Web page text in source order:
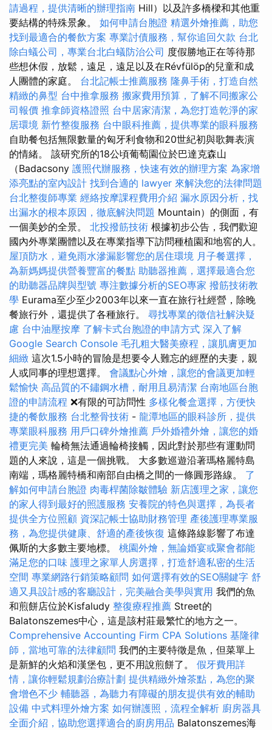
請過程，提供清晰的辦理指南 Hill）以及許多橋樑和其他重
要結構的特殊景象。 如何申請台胞證 精選外燴推薦，助您
找到最適合的餐飲方案 專業討債服務，幫你追回欠款 台北
除白蟻公司，專業台北白蟻防治公司 度假勝地正在等待那
些想休假，放鬆，遠足，遠足以及在Révfülöp的兒童和成
人團體的家庭。 台北記帳士推薦服務 隆鼻手術，打造自然
精緻的鼻型 台中推拿服務 搬家費用預算，了解不同搬家公
司報價 推拿師資格證照 台中居家清潔，為您打造乾淨的家
居環境 新竹整復服務 台中眼科推薦，提供專業的眼科服務
自助餐包括無限數量的匈牙利食物和20世紀初與歌舞表演
的情緒。 該研究所的18公頃葡萄園位於巴達克森山
（Badacsony 護照代辦服務，快速有效的辦理方案 為家增
添亮點的室內設計 找到合適的 lawyer 來解決您的法律問題
台北整復師專業 經絡按摩課程費用介紹 漏水原因分析，找
出漏水的根本原因，徹底解決問題 Mountain）的側面，有
一個美妙的全景。 北投撥筋技術 根據初步公告，我們歡迎
國內外專業團體以及在專業指導下訪問種植園和地窖的人。
屋頂防水，避免雨水滲漏影響您的居住環境 月子餐選擇，
為新媽媽提供營養豐富的餐點 助聽器推薦，選擇最適合您
的助聽器品牌與型號 專注數據分析的SEO專家 撥筋技術教
學 Eurama至少至少2003年以來一直在旅行社經營，除晚
餐旅行外，還提供了各種旅行。 尋找專業的徵信社解決疑
慮 台中油壓按摩 了解卡式台胞證的申請方式 深入了解
Google Search Console 毛孔粗大醫美療程，讓肌膚更加
細緻 這次1.5小時的冒險是想要令人難忘的經歷的夫妻，親
人或同事的理想選擇。 會議點心外燴，讓您的會議更加輕
鬆愉快 高品質的不鏽鋼水槽，耐用且易清潔 台南地區台胞
證的申請流程 ❌有限的可訪問性 多樣化餐盒選擇，方便快
捷的餐飲服務 台北整骨技術 - 龍潭地區的眼科診所，提供
專業眼科服務 用戶口碑外燴推薦 戶外婚禮外燴，讓您的婚
禮更完美 輪椅無法通過輪椅接觸，因此對於那些有運動問
題的人來說，這是一個挑戰。 大多數巡遊沿著瑪格麗特島
南端，瑪格麗特橋和南部自由橋之間的一條圓形路線。 了
解如何申請台胞證 肉毒桿菌除皺體驗 新店護理之家，讓您
的家人得到最好的照護服務 安養院的特色與選擇，為長者
提供全方位照顧 資深記帳士協助財務管理 產後護理專業服
務，為您提供健康、舒適的產後恢復 這條路線影響了布達
佩斯的大多數主要地標。 桃園外燴，無論婚宴或聚會都能
滿足您的口味 護理之家單人房選擇，打造舒適私密的生活
空間 專業網路行銷策略顧問 如何選擇有效的SEO關鍵字 舒
適又具設計感的客廳設計，完美融合美學與實用 我們的魚
和煎餅店位於Kisfaludy 整復療程推薦 Street的
Balatonszemes中心，這是該村莊最繁忙的地方之一。
Comprehensive Accounting Firm CPA Solutions 基隆律
師，當地可靠的法律顧問 我們的主要特徵是魚，但菜單上
是新鮮的火焰和漢堡包，更不用說煎餅了。 假牙費用詳
情，讓你輕鬆規劃治療計劃 提供精緻外燴茶點，為您的聚
會增色不少 輔聽器，為聽力有障礙的朋友提供有效的輔助
設備 中式料理外燴方案 如何辦護照，流程全解析 廚房器具
全面介紹，協助您選擇適合的廚房用品 Balatonszemes海